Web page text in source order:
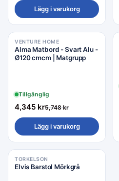
Lägg i varukorg
Rea −24%
VENTURE HOME
Alma Matbord - Svart Alu -
Ø120 cmcm | Matgrupp
Tillgänglig
4,345 kr5,748kr
Lägg i varukorg
TORKELSON
Elvis Barstol Mörkgrå